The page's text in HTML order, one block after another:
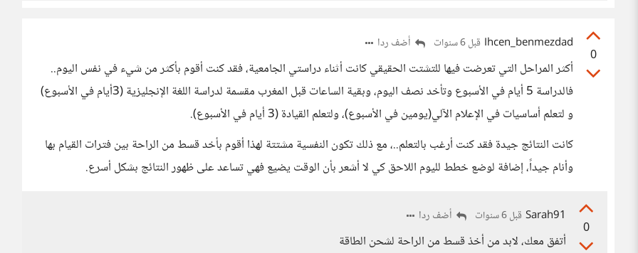
0
Ihcen_benmezdad قبل 6 سنوات أضف ردا
أكثر المراحل التي تعرضت فيها للتشتت الحقيقي كانت أثناء دراستي الجامعية، فقد كنت أقوم بأكثر من شيء في نفس اليوم..
فالدراسة 5 أيام في الأسبوع وتأخد نصف اليوم، وبقية الساعات قبل المغرب مقسمة لدراسة اللغة الإنجليزية (3أيام في الأسبوع)
و لتعلم أساسيات في الإعلام الآلي(يومين في الأسبوع)، ولتعلم القيادة (3 أيام في الأسبوع).
كانت النتائج جيدة فقد كنت أرغب بالتعلم..، مع ذلك تكون النفسية مشتتة لهذا أقوم بأخد قسط من الراحة بين فترات القيام بها
وأنام جيداً، إضافة لوضع خطط لليوم اللاحق كي لا أشعر بأن الوقت يضيع فهي تساعد على ظهور النتائج بشكل أسرع.
0
Sarah91 قبل 6 سنوات أضف ردا
أتفق معك، لابد من أخذ قسط من الراحة لشحن الطاقة